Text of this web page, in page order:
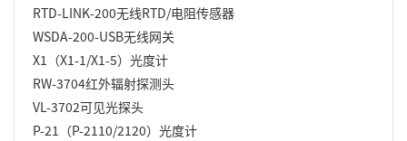
RTD-LINK-200无线RTD/电阻传感器
WSDA-200-USB无线网关
X1（X1-1/X1-5）光度计
RW-3704红外辐射探测头
VL-3702可见光探头
P-21（P-2110/2120）光度计